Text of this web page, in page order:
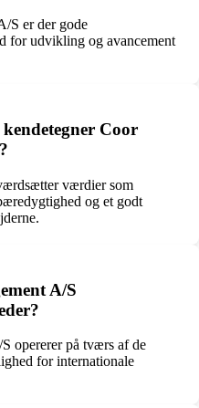
S er der gode
for udvikling og avancement
Coor
værdier som
og et godt
A/S
opererer på tværs af de
for internationale